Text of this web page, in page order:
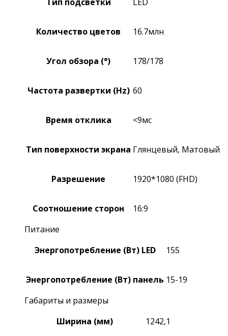
Количество цветов 16.7млн
Угол обзора (°) 178/178
Частота развертки (Hz) 60
Время отклика <9мс
Тип поверхности экрана Глянцевый, Матовый
Разрешение 1920*1080 (FHD)
Соотношение сторон
16:9
Питание
Энергопотребление (Вт) LED
155
Энергопотребление (Вт) панель 15-19
Габариты и размеры
Ширина (мм)
1242,1